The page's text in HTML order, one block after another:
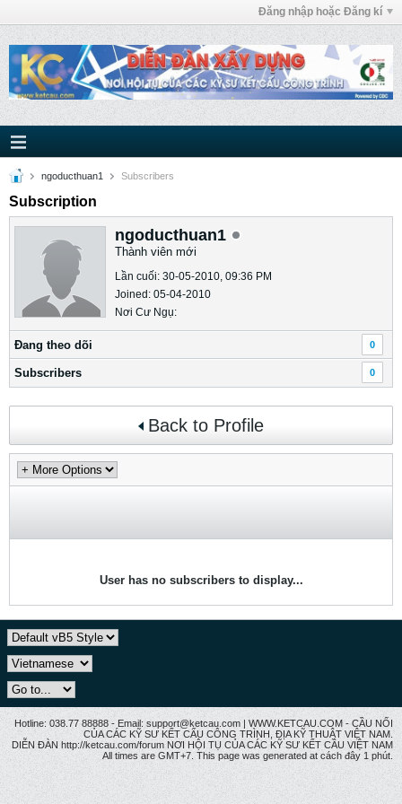
Đăng nhập hoặc Đăng kí
ngoducthuan1 Subscribers
Subscription
ngoducthuan1
Thành viên mới
Lần cuối: 30-05-2010, 09:36 PM
Joined: 05-04-2010
Nơi Cư Ngụ:
Ðang theo dõi 0
Subscribers 0
Back to Profile
User has no subscribers to display...
Hotline: 038.77 88888 - Email: support@ketcau.com | WWW.KETCAU.COM - CẦU NỐI
CỦA CÁC KỸ SƯ KẾT CẤU CÔNG TRÌNH, ĐỊA KỸ THUẬT VIỆT NAM.
DIỄN ĐÀN http://ketcau.com/forum NƠI HỘI TỤ CỦA CÁC KỸ SƯ KẾT CÂU VIỆT NAM
All times are GMT+7. This page was generated at cách đây 1 phút.